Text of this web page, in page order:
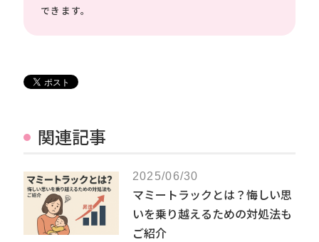
できます。
関連記事
2025/06/30
マミートラックとは？悔しい思
いを乗り越えるための対処法も
ご紹介